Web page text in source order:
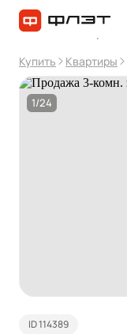
Купить Квартиры
1/24
ID 114389